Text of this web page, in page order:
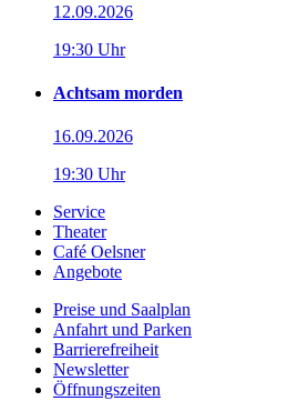
12.09.2026
19:30 Uhr
Achtsam morden
16.09.2026
19:30 Uhr
Service
Theater
Café Oelsner
Angebote
Preise und Saalplan
Anfahrt und Parken
Barrierefreiheit
Newsletter
Öffnungszeiten